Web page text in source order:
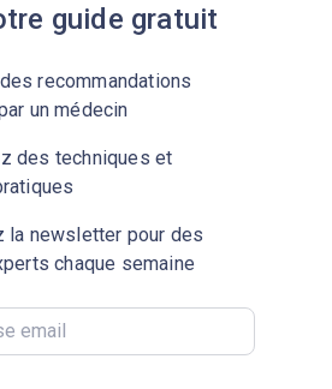
guide gratuit
recommandations
un médecin
des techniques et
la newsletter pour des
chaque semaine